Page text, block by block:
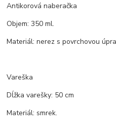
Antikorová naberačka
Objem: 350 ml.
Materiál: nerez s povrchovou
Vareška
Dĺžka varešky: 50 cm
Materiál: smrek.